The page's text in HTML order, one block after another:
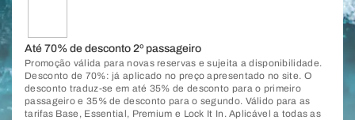
Até 70% de desconto 2º passageiro
Promoção válida para novas reservas e sujeita a disponibilidade.
Desconto de 70%: já aplicado no preço apresentado no site. O
desconto traduz-se em até 35% de desconto para o primeiro
passageiro e 35% de desconto para o segundo. Válido para as
tarifas Base, Essential, Premium e Lock It In. Aplicável a todas as